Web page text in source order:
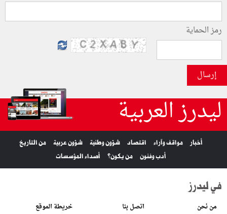
رمز الحماية
إرسال
ليدرز العربية
أخبار مواقف وآراء اقتصاد شؤون وطنية شؤون عربية
من التاريخ
أدب وفنون
من يكون؟ أصداء المؤسسات
في ليدرز
من نحن اتصل بنا خريطة الموقع